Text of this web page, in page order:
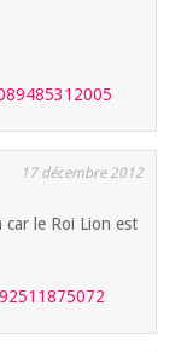
17 décembre 2012
car le Roi Lion est